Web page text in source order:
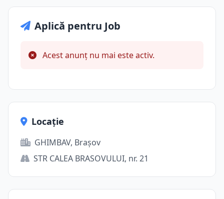
Aplică pentru Job
Acest anunț nu mai este activ.
Locație
GHIMBAV, Brașov
STR CALEA BRASOVULUI, nr. 21